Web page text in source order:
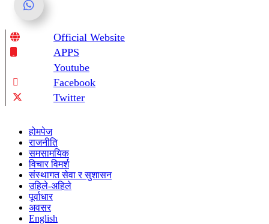
Online News Portal
Official Website
APPS
Youtube
Facebook
Twitter
होमपेज
राजनीति
समसामयिक
विचार विमर्श
संस्थागत सेवा र सुशासन
उहिले-अहिले
पूर्वाधार
अवसर
English